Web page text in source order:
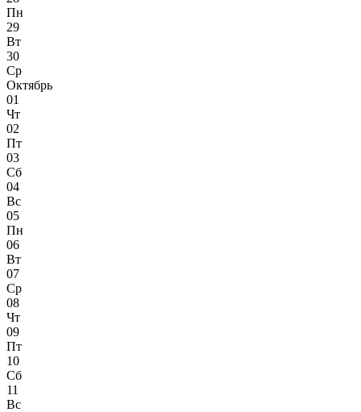
Пн
29
Вт
30
Ср
Октябрь
01
Чт
02
Пт
03
Сб
04
Вс
05
Пн
06
Вт
07
Ср
08
Чт
09
Пт
10
Сб
11
Вс